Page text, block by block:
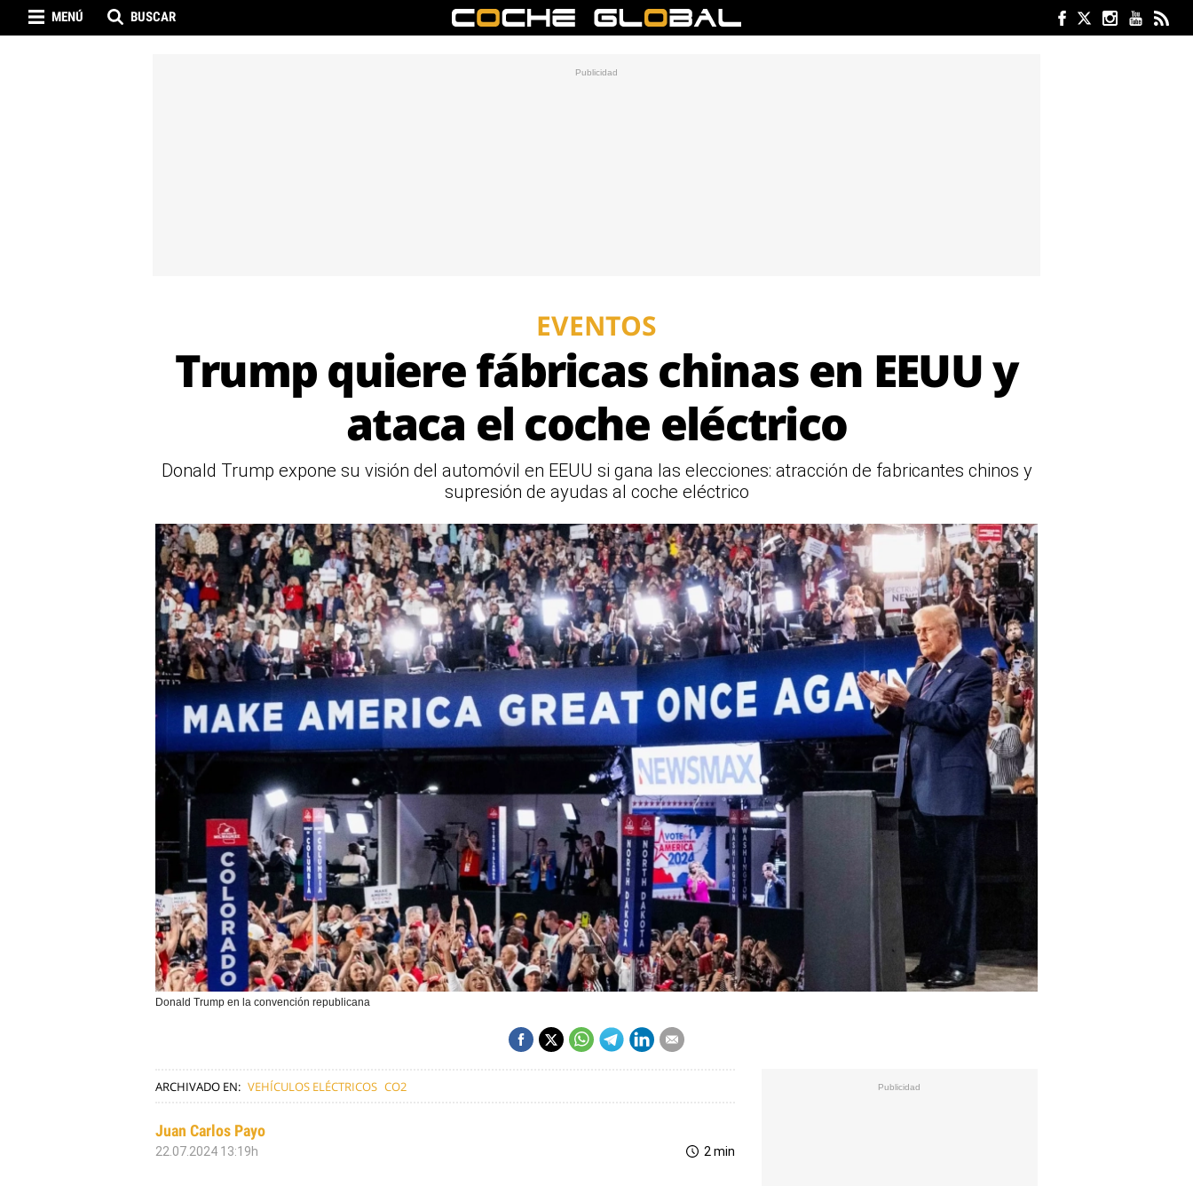
MENÚ BUSCAR
EVENTOS
Trump quiere fábricas chinas en EEUU y
ataca el coche eléctrico
Donald Trump expone su visión del automóvil en EEUU si gana las elecciones: atracción de fabricantes chinos y
supresión de ayudas al coche eléctrico
Donald Trump en la convención republicana
ARCHIVADO EN: VEHÍCULOS ELÉCTRICOS CO2
Juan Carlos Payo
22.07.2024 13:19h 2 min